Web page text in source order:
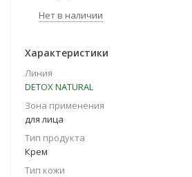
Нет в наличии
Характеристики
Линия
DETOX NATURAL
Зона применения
для лица
Тип продукта
Крем
Тип кожи